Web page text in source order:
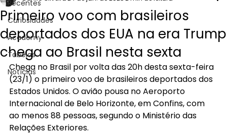
Recentes
Curiosidades
Academy
Tabelas
Notícias
Primeiro voo com brasileiros
deportados dos EUA na era Trump
chega ao Brasil nesta sexta
Chega no Brasil por volta das 20h desta sexta-feira
(23/1) o primeiro voo de brasileiros deportados dos
Estados Unidos. O avião pousa no Aeroporto
Internacional de Belo Horizonte, em Confins, com
ao menos 88 pessoas, segundo o Ministério das
Relações Exteriores.